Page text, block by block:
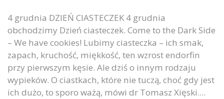
4 grudnia DZIEŃ CIASTECZEK 4 grudnia
obchodzimy Dzień ciasteczek. Come to the Dark Side
– We have cookies! Lubimy ciasteczka – ich smak,
zapach, kruchość, miękkość, ten wzrost endorfin
przy pierwszym kęsie. Ale dziś o innym rodzaju
wypieków. O ciastkach, które nie tuczą, choć gdy jest
ich dużo, to sporo ważą, mówi dr Tomasz Xięski....